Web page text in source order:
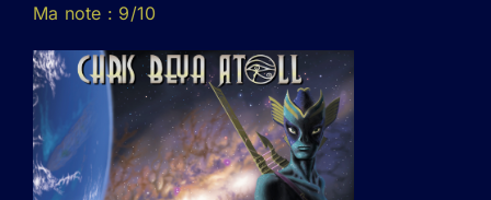
Ma note : 9/10